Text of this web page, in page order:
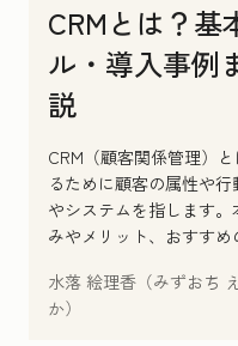
CRMとは？基
ル・導入事例
説
CRM（顧客関係管理）
るために顧客の属性や
やシステムを指します
みやメリット、おすす
水落 絵理香（みずおち
か）